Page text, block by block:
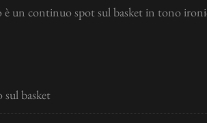
un continuo spot sul basket in tono
basket